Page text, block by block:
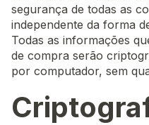
segurança de todas as
independente da forma
Todas as informações
de compra serão
por computador, sem